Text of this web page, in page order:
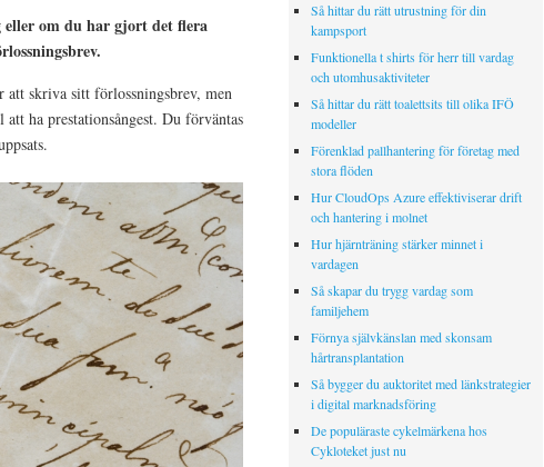
om du har gjort det flera
att skriva sitt förlossningsbrev, men
ha prestationsångest. Du förväntas
Så hittar du rätt utrustning för din
kampsport
Funktionella t shirts för herr till vardag
och utomhusaktiviteter
Så hittar du rätt toalettsits till olika IFÖ
modeller
Förenklad pallhantering för företag med
stora flöden
Hur CloudOps Azure effektiviserar drift
och hantering i molnet
Hur hjärnträning stärker minnet i
vardagen
Så skapar du trygg vardag som
familjehem
Förnya självkänslan med skonsam
hårtransplantation
Så bygger du auktoritet med länkstrategier
i digital marknadsföring
De populäraste cykelmärkena hos
Cykloteket just nu